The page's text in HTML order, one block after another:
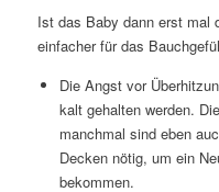
Ist das Baby dann erst mal
einfacher für das
Die Angst vor
kalt gehalten werden.
manchmal sind eben
Decken nötig, um ein
bekommen.